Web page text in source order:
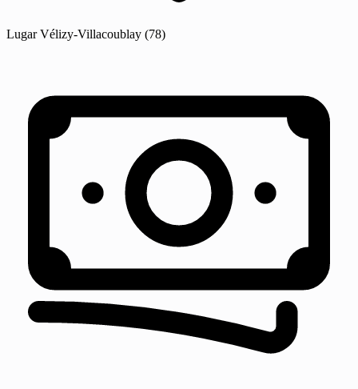
Lugar Vélizy-Villacoublay (78)